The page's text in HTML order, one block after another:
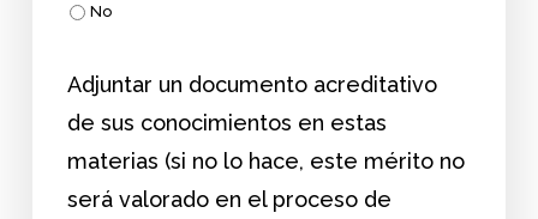
No
Adjuntar un documento acreditativo
de sus conocimientos en estas
materias (si no lo hace, este mérito no
será valorado en el proceso de